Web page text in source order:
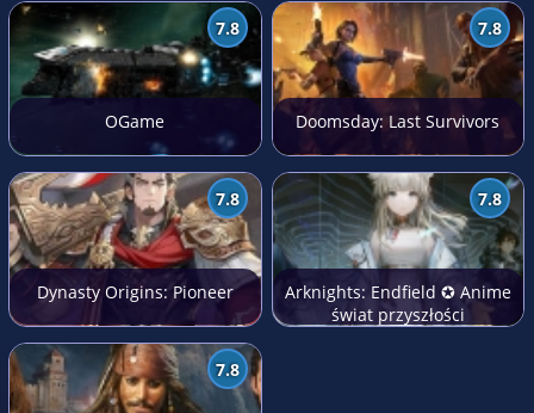
7.8
OGame
7.8
Doomsday: Last Survivors
7.8
Dynasty Origins: Pioneer
7.8
Arknights: Endfield ✪ Anime
świat przyszłości
7.8